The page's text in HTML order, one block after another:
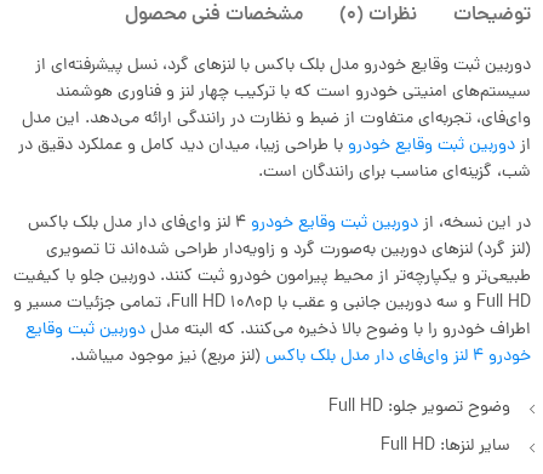
توضیحات نظرات (0) مشخصات فنی محصول
دوربین ثبت وقایع خودرو مدل بلک باکس با لنزهای گرد، نسل پیشرفته‌ای از
سیستم‌های امنیتی خودرو است که با ترکیب چهار لنز و فناوری هوشمند
وای‌فای، تجربه‌ای متفاوت از ضبط و نظارت در رانندگی ارائه می‌دهد. این مدل
ازدوربین ثبت وقایع خودرو با طراحی زیبا، میدان دید کامل و عملکرد دقیق در
شب، گزینه‌ای مناسب برای رانندگان است.
در این نسخه، ازدوربین ثبت وقایع خودرو
4 لنز وای‌فای دار مدل بلک باکس
(لنز گرد) لنزهای دوربین به‌صورت گرد و زاویه‌دار طراحی شده‌اند تا تصویری
طبیعی‌تر و یکپارچه‌تر از محیط پیرامون خودرو ثبت کنند. دوربین جلو با کیفیت
Full HD و سه دوربین جانبی و عقب با Full HD 1080p، تمامی جزئیات مسیر و
اطراف خودرو را با وضوح بالا ذخیره می‌کنند. که البته مدلدوربین ثبت وقایع
خودرو 4 لنز وای‌فای دار مدل بلک باکس
(لنز مربع) نیز موجود میباشد.
وضوح تصویر جلو: Full HD
سایر لنزها: Full HD